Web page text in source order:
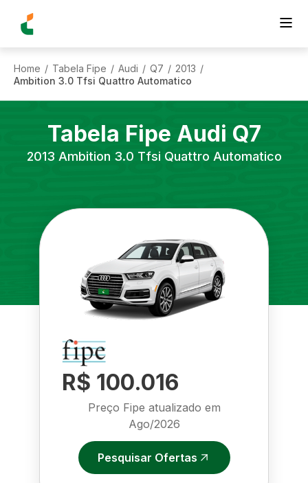
Home / Tabela Fipe / Audi / Q7 / 2013 /
Ambition 3.0 Tfsi Quattro Automatico
Tabela Fipe Audi Q7
2013 Ambition 3.0 Tfsi Quattro Automatico
R$ 100.016
Preço Fipe atualizado em
Ago/2026
Pesquisar Ofertas